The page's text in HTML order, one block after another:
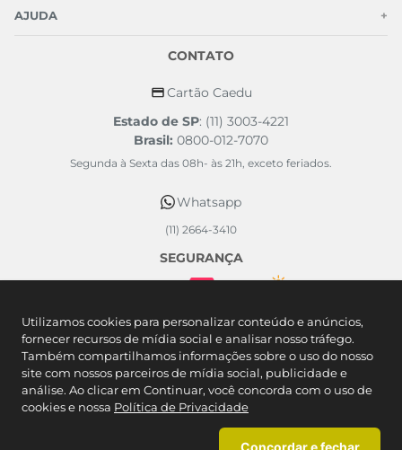
Utilizamos cookies para personalizar conteúdo e anúncios,
fornecer recursos de mídia social e analisar nosso tráfego.
Também compartilhamos informações sobre o uso do nosso
site com nossos parceiros de mídia social, publicidade e
análise. Ao clicar em Continuar, você concorda com o uso de
cookies e nossa Política de Privacidade
Concordar e fechar
AJUDA +
CONTATO
Cartão Caedu
Estado de SP: (11) 3003-4221
Brasil: 0800-012-7070
Segunda à Sexta das 08h- às 21h, exceto feriados.
Whatsapp
(11) 2664-3410
SEGURANÇA
FORMAS DE PAGAMENTO
Caedu Comércio Varejista de Artigos do Vestuário SA. - Rodovia Castelo